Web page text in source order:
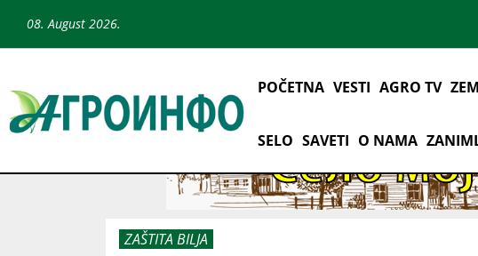
08. August 2026.
POČETNA VESTI AGRO TV
SELO SAVETI O NAMA
ZAŠTITA BILJA